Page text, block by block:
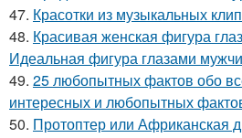
47. Красотки из музыкальных
48. Красивая женская фигура
Идеальная фигура глазами
49. 25 любопытных фактов обо
интересных и любопытных
50. Протоптер или